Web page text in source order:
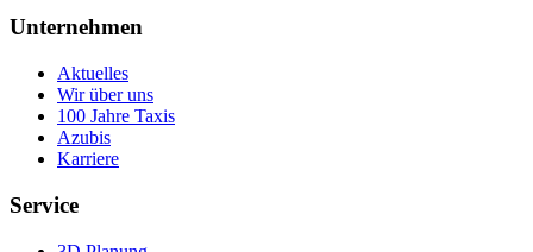
Unternehmen
Aktuelles
Wir über uns
100 Jahre Taxis
Azubis
Karriere
Service